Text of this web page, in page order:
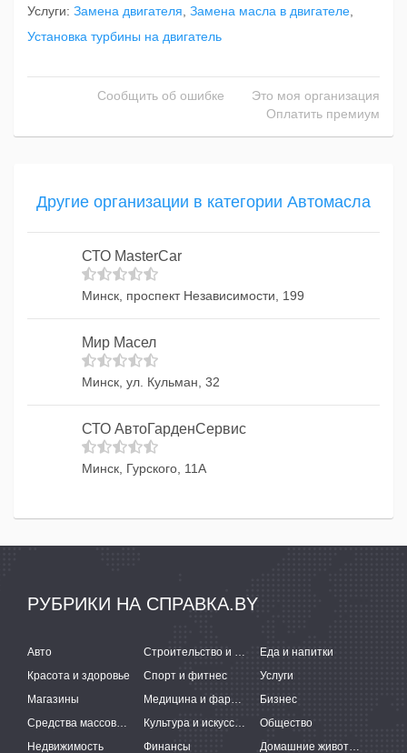
Услуги: Замена двигателя Замена масла в двигателе
Установка турбины на двигатель
Сообщить об ошибке
Это моя организация
Оплатить премиум
Другие организации в категории Автомасла
СТО MasterCar
Минск, проспект Независимости, 199
Мир Масел
Минск, ул. Кульман, 32
СТО АвтоГарденСервис
Минск, Гурского, 11А
РУБРИКИ НА СПРАВКА.BY
Авто Строительство и ремонт
Еда и напитки
Красота и здоровье
Спорт и фитнес
Услуги
Магазины
Медицина и фармацевтика
Бизнес
Средства массовой информации
Культура и искусство
Общество
Недвижимость
Финансы Домашние животные